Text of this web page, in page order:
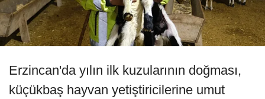
Erzincan'da yılın ilk kuzularının doğması,
küçükbaş hayvan yetiştiricilerine umut